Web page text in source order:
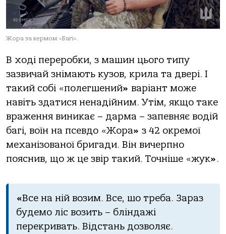
Жора за кермом «Багі».
В ході переробки, з машин цього типу
зазвичай знімають кузов, крила та двері. І
такий собі «полегшений» варіант може
навіть здатися ненадійним. Утім, якщо таке
враження виникає – дарма – запевняє водій
багі, воїн на псевдо «Жора» з 42 окремої
механізованої бригади. Він вичерпно
пояснив, що ж це звір такий. Точніше «жук».
«Все на ній возим. Все, шо треба. Зараз
будемо ліс возить – бліндажі
перекривать. Відстань дозволяє.